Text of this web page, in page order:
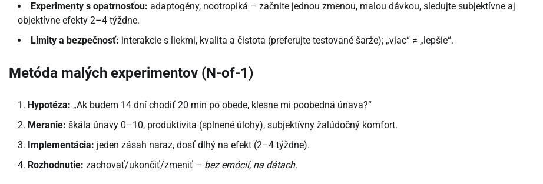
Experimenty s opatrnosťou: adaptogény, nootropiká – začnite jednou zmenou, malou dávkou, sledujte subjektívne aj
objektívne efekty 2–4 týždne.
Limity a bezpečnosť: interakcie s liekmi, kvalita a čistota (preferujte testované šarže); „viac“ ≠ „lepšie“.
Metóda malých experimentov (N-of-1)
Hypotéza: „Ak budem 14 dní chodiť 20 min po obede, klesne mi poobedná únava?“
Meranie: škála únavy 0–10, produktivita (splnené úlohy), subjektívny žalúdočný komfort.
Implementácia: jeden zásah naraz, dosť dlhý na efekt (2–4 týždne).
Rozhodnutie: zachovať/ukončiť/zmeniť – bez emócií, na dátach.